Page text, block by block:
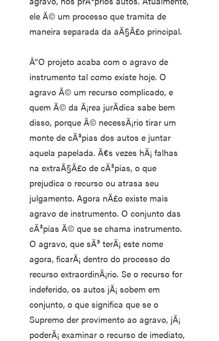
ele Ã© um processo que tramita de
maneira separada da aÃ§Ã£o principal.
Â“O projeto acaba com o agravo de
instrumento tal como existe hoje. O
agravo Ã© um recurso complicado, e
quem Ã© da Ã¡rea jurÃ­dica sabe bem
disso, porque Ã© necessÃ¡rio tirar um
monte de cÃ³pias dos autos e juntar
aquela papelada. Ã€s vezes hÃ¡ falhas
na extraÃ§Ã£o de cÃ³pias, o que
prejudica o recurso ou atrasa seu
julgamento. Agora nÃ£o existe mais
agravo de instrumento. O conjunto das
cÃ³pias Ã© que se chama instrumento.
O agravo, que sÃ³ terÃ¡ este nome
agora, ficarÃ¡ dentro do processo do
recurso extraordinÃ¡rio. Se o recurso for
indeferido, os autos jÃ¡ sobem em
conjunto, o que significa que se o
Supremo der provimento ao agravo, jÃ¡
poderÃ¡ examinar o recurso de imediato,